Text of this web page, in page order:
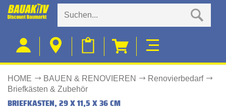
HOME BAUEN & RENOVIEREN
Renovierbedarf
Briefkästen & Zubehör
BRIEFKASTEN, 29 X 11,5 X 36 CM